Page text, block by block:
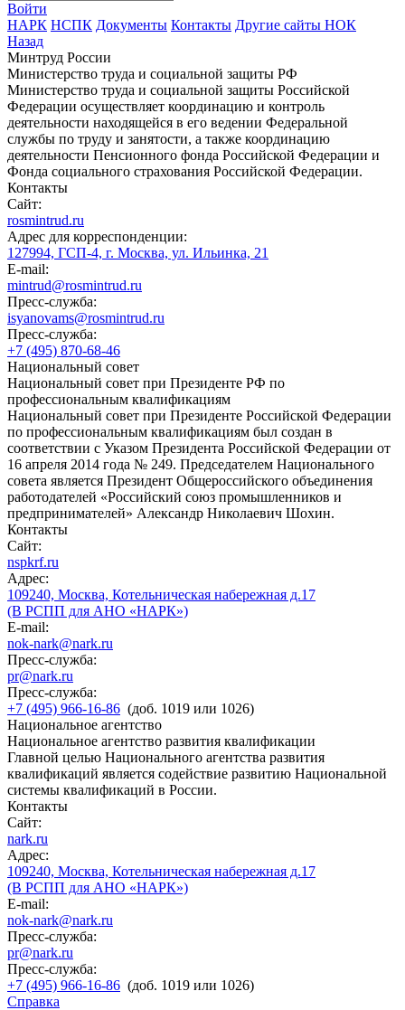
Войти
НАРК НСПК Документы Контакты Другие сайты НОК
Назад
Минтруд России
Министерство труда и социальной защиты РФ
Министерство труда и социальной защиты Российской
Федерации осуществляет координацию и контроль
деятельности находящейся в его ведении Федеральной
службы по труду и занятости, а также координацию
деятельности Пенсионного фонда Российской Федерации и
Фонда социального страхования Российской Федерации.
Контакты
Сайт:
rosmintrud.ru
Адрес для корреспонденции:
127994, ГСП-4, г. Москва, ул. Ильинка, 21
E-mail:
mintrud@rosmintrud.ru
Пресс-служба:
isyanovams@rosmintrud.ru
Пресс-служба:
+7 (495) 870-68-46
Национальный совет
Национальный совет при Президенте РФ по
профессиональным квалификациям
Национальный совет при Президенте Российской Федерации
по профессиональным квалификациям был создан в
соответствии с Указом Президента Российской Федерации от
16 апреля 2014 года № 249. Председателем Национального
совета является Президент Общероссийского объединения
работодателей «Российский союз промышленников и
предпринимателей» Александр Николаевич Шохин.
Контакты
Сайт:
nspkrf.ru
Адрес:
109240, Москва, Котельническая набережная д.17
(В РСПП для АНО «НАРК»)
E-mail:
nok-nark@nark.ru
Пресс-служба:
pr@nark.ru
Пресс-служба:
+7 (495) 966-16-86 (доб. 1019 или 1026)
Национальное агентство
Национальное агентство развития квалификации
Главной целью Национального агентства развития
квалификаций является содействие развитию Национальной
системы квалификаций в России.
Контакты
Сайт:
nark.ru
Адрес:
109240, Москва, Котельническая набережная д.17
(В РСПП для АНО «НАРК»)
E-mail:
nok-nark@nark.ru
Пресс-служба:
pr@nark.ru
Пресс-служба:
+7 (495) 966-16-86 (доб. 1019 или 1026)
Справка